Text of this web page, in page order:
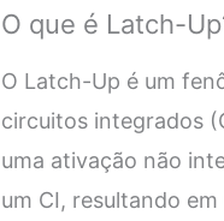
O que é Latch-
O Latch-Up é um
circuitos integrados
uma ativação não
um CI, resultando